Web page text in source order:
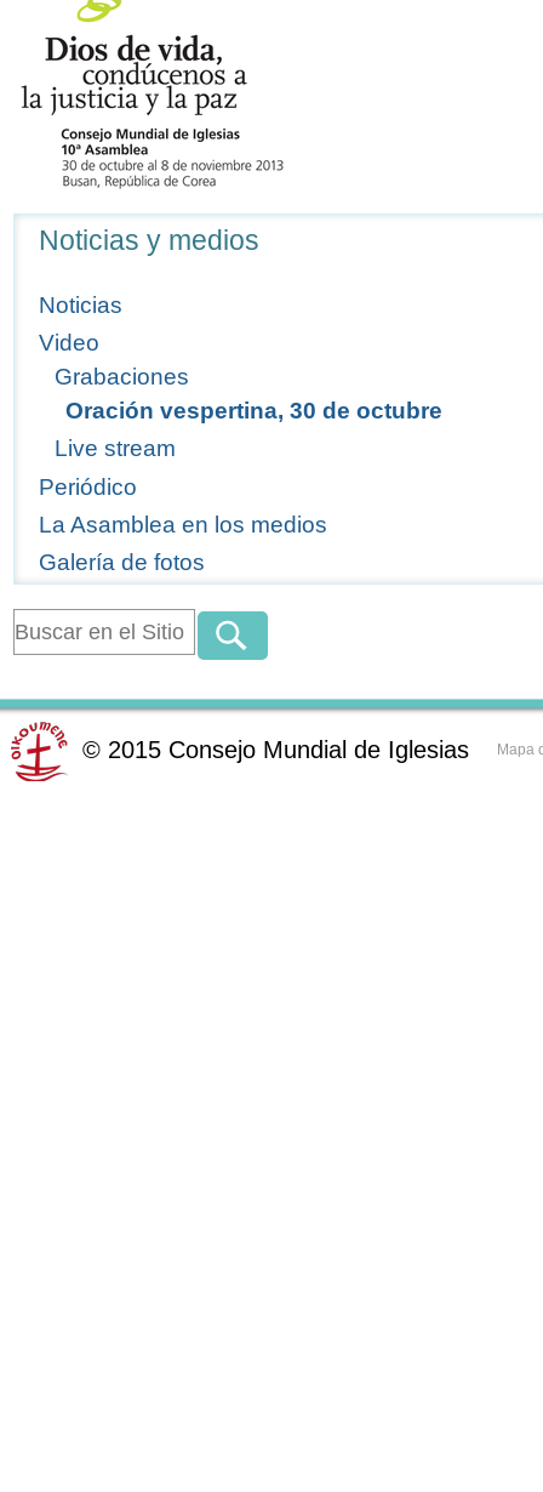
Navegación
Noticias y medios
Noticias
Video
Grabaciones
Oración vespertina, 30 de octubre
Live stream
Periódico
La Asamblea en los medios
Galería de fotos
© 2015 Consejo Mundial de Iglesias Mapa